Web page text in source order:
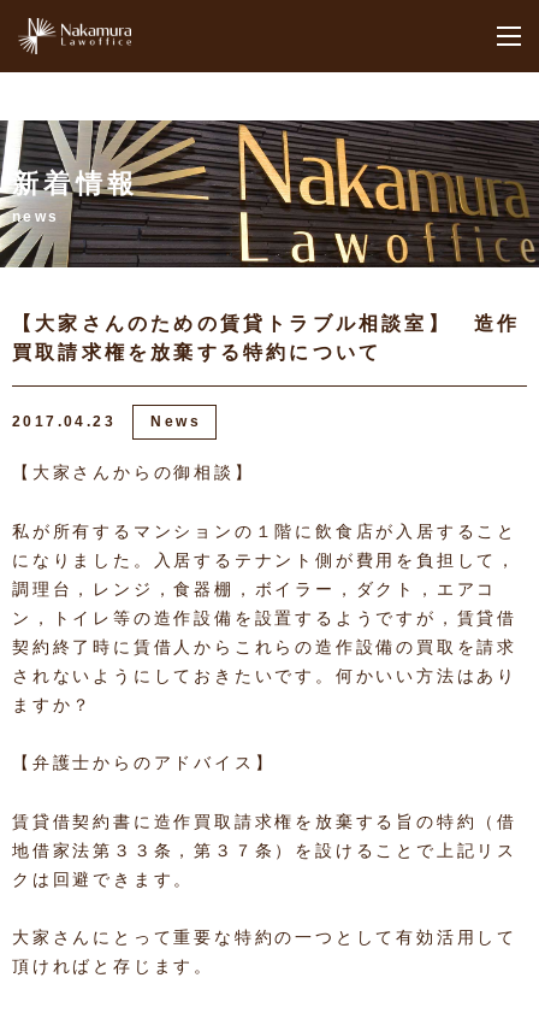
新着情報
news
【大家さんのための賃貸トラブル相談室】 造作
買取請求権を放棄する特約について
2017.04.23 News
【大家さんからの御相談】
私が所有するマンションの１階に飲食店が入居すること
になりました。入居するテナント側が費用を負担して，
調理台，レンジ，食器棚，ボイラー，ダクト，エアコ
ン，トイレ等の造作設備を設置するようですが，賃貸借
契約終了時に賃借人からこれらの造作設備の買取を請求
されないようにしておきたいです。何かいい方法はあり
ますか？
【弁護士からのアドバイス】
賃貸借契約書に造作買取請求権を放棄する旨の特約（借
地借家法第３３条，第３７条）を設けることで上記リス
クは回避できます。
大家さんにとって重要な特約の一つとして有効活用して
頂ければと存じます。